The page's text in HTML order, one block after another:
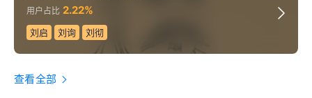
用户占比 2.22%
刘启 刘询 刘彻
查看全部